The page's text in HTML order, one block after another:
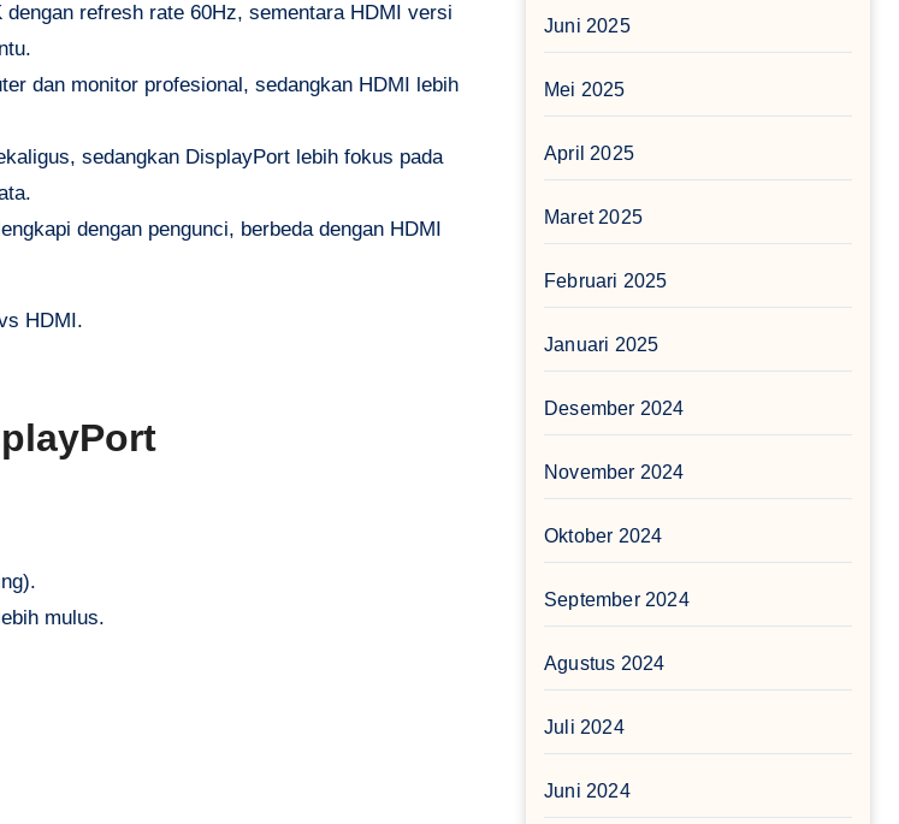
refresh rate 60Hz, sementara HDMI versi
dan monitor profesional, sedangkan HDMI lebih
sedangkan DisplayPort lebih fokus pada
dengan pengunci, berbeda dengan HDMI
HDMI.
mulus.
Juni 2025
Mei 2025
April 2025
Maret 2025
Februari 2025
Januari 2025
Desember 2024
November 2024
Oktober 2024
September 2024
Agustus 2024
Juli 2024
Juni 2024